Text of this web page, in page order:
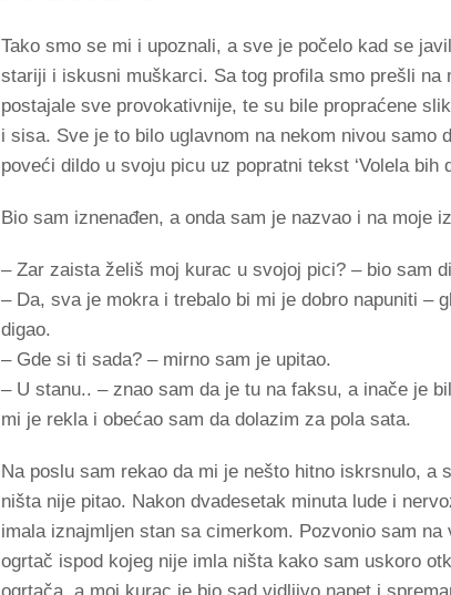
Tako smo se mi i upoznali, a sve je počelo kad se
stariji i iskusni muškarci. Sa tog profila smo prešli
postajale sve provokativnije, te su bile propraćene
i sisa. Sve je to bilo uglavnom na nekom nivou samo
poveći dildo u svoju picu uz popratni tekst ‘Volela bih
Bio sam iznenađen, a onda sam je nazvao i na moje
– Zar zaista želiš moj kurac u svojoj pici? – bio sam
– Da, sva je mokra i trebalo bi mi je dobro napuniti –
digao.
– Gde si ti sada? – mirno sam je upitao.
– U stanu.. – znao sam da je tu na faksu, a inače je
mi je rekla i obećao sam da dolazim za pola sata.
Na poslu sam rekao da mi je nešto hitno iskrsnulo,
ništa nije pitao. Nakon dvadesetak minuta lude i
imala iznajmljen stan sa cimerkom. Pozvonio sam
ogrtač ispod kojeg nije imla ništa kako sam uskoro